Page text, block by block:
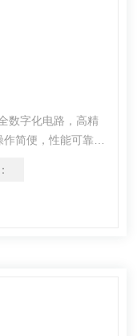
数字化电路，高精
简便，性能可靠，
皮释度的仪器。